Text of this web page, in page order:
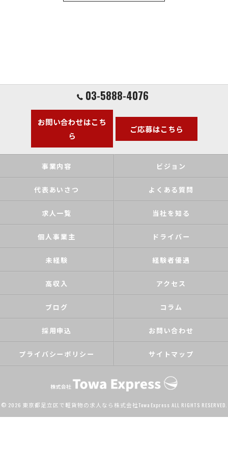
03-5888-4076
お問い合わせはこち
ら
ご応募はこちら
事業内容 ビジョン
代表あいさつ よくある質問
求人一覧 当社を知る
個人事業主 ドライバー
未経験 経験者優遇
高収入 アクセス
ブログ コラム
採用申込 お問い合わせ
プライバシーポリシー サイトマップ
© 2026 東京都足立区で軽貨物の求人なら株式会社Towa Express ALL RIGHTS RESERVED.